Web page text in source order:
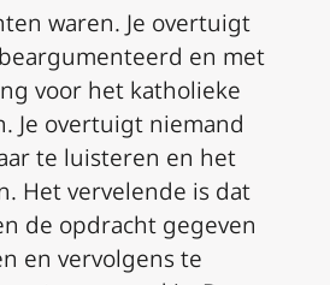
waren. Je overtuigt
en met
voor het katholieke
Je overtuigt niemand
te luisteren en het
Het vervelende is dat
de opdracht gegeven
en vervolgens te